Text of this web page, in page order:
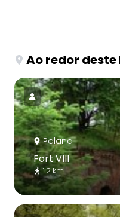
Ao redor
Poland
Fort VIII
1.2 km